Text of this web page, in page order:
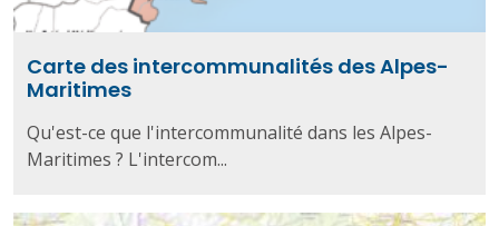
Carte des intercommunalités des Alpes-
Maritimes
Qu'est-ce que l'intercommunalité dans les Alpes-
Maritimes ? L'intercom...